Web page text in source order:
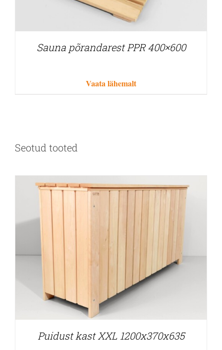
Sauna põrandarest PPR 400×600
Vaata lähemalt
Seotud tooted
Puidust kast XXL 1200x370x635